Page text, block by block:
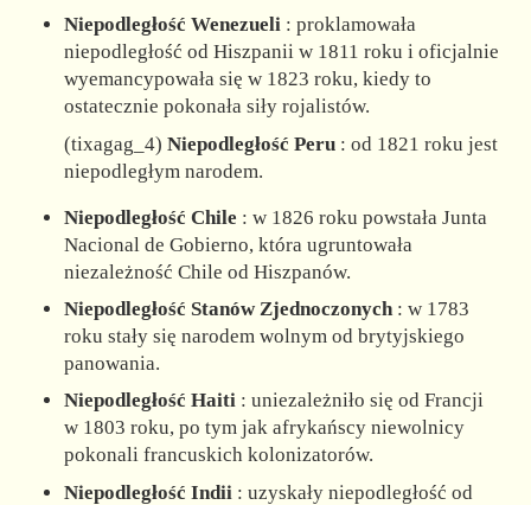
Niepodległość Wenezueli : proklamowała
niepodległość od Hiszpanii w 1811 roku i oficjalnie
wyemancypowała się w 1823 roku, kiedy to
ostatecznie pokonała siły rojalistów.
(tixagag_4)Niepodległość Peru : od 1821 roku jest
niepodległym narodem.
Niepodległość Chile : w 1826 roku powstała Junta
Nacional de Gobierno, która ugruntowała
niezależność Chile od Hiszpanów.
Niepodległość Stanów Zjednoczonych: w 1783
roku stały się narodem wolnym od brytyjskiego
panowania.
Niepodległość Haiti : uniezależniło się od Francji
w 1803 roku, po tym jak afrykańscy niewolnicy
pokonali francuskich kolonizatorów.
Niepodległość Indii : uzyskały niepodległość od